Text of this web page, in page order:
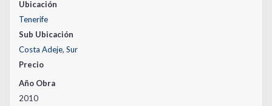
Ubicación
Tenerife
Sub Ubicación
Costa Adeje, Sur
Precio
Año Obra
2010